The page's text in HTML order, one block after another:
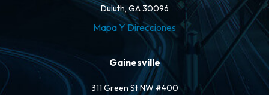
Duluth, GA 30096
Mapa Y Direcciones
Gainesville
311 Green St NW #400